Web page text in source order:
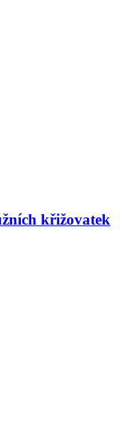
křižovatek